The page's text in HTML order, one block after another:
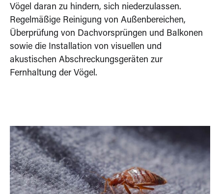
Vögel daran zu hindern, sich niederzulassen.
Regelmäßige Reinigung von Außenbereichen,
Überprüfung von Dachvorsprüngen und Balkonen
sowie die Installation von visuellen und
akustischen Abschreckungsgeräten zur
Fernhaltung der Vögel.